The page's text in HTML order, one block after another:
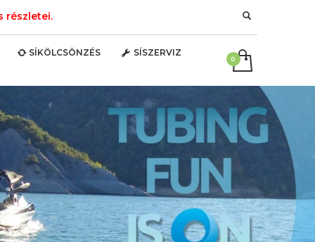
részletei.
SÍKÖLCSÖNZÉS SÍSZERVIZ